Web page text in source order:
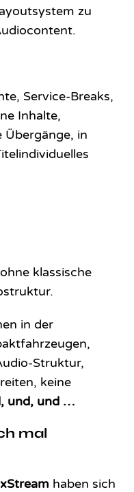
zu
Service-Breaks,
Inhalte,
Übergänge, in
klassische
in der
Struktur,
keine
und, und …
mal
haben sich